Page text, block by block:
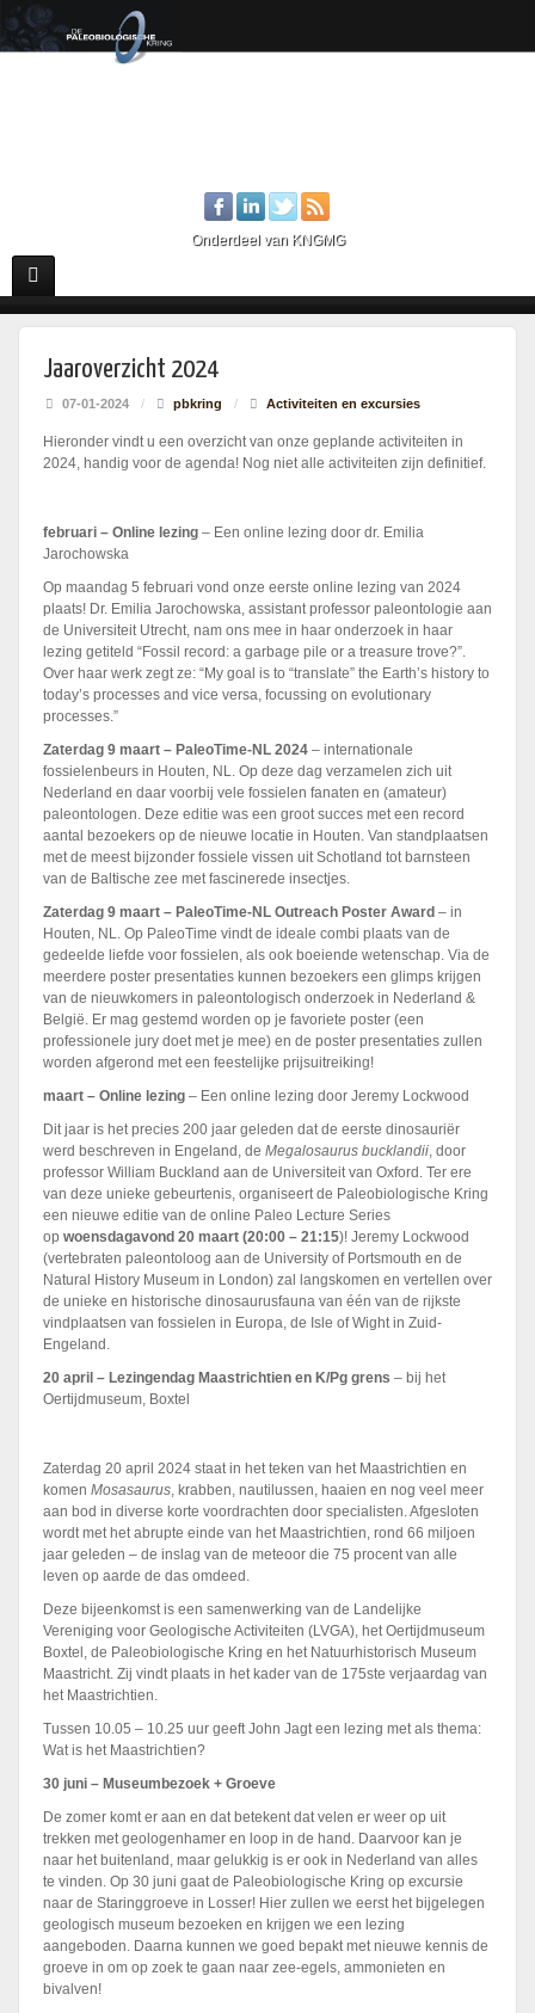
Onderdeel van KNGMG
Jaaroverzicht 2024
07-01-2024 / pbkring / Activiteiten en excursies
Hieronder vindt u een overzicht van onze geplande activiteiten in
2024, handig voor de agenda! Nog niet alle activiteiten zijn definitief.
februari – Online lezing – Een online lezing door dr. Emilia
Jarochowska
Op maandag 5 februari vond onze eerste online lezing van 2024
plaats! Dr. Emilia Jarochowska, assistant professor paleontologie aan
de Universiteit Utrecht, nam ons mee in haar onderzoek in haar
lezing getiteld “Fossil record: a garbage pile or a treasure trove?”.
Over haar werk zegt ze: “My goal is to “translate” the Earth’s history to
today’s processes and vice versa, focussing on evolutionary
processes.”
Zaterdag 9 maart – PaleoTime-NL 2024 – internationale
fossielenbeurs in Houten, NL. Op deze dag verzamelen zich uit
Nederland en daar voorbij vele fossielen fanaten en (amateur)
paleontologen. Deze editie was een groot succes met een record
aantal bezoekers op de nieuwe locatie in Houten. Van standplaatsen
met de meest bijzonder fossiele vissen uit Schotland tot barnsteen
van de Baltische zee met fascinerede insectjes.
Zaterdag 9 maart – PaleoTime-NL Outreach Poster Award – in
Houten, NL. Op PaleoTime vindt de ideale combi plaats van de
gedeelde liefde voor fossielen, als ook boeiende wetenschap. Via de
meerdere poster presentaties kunnen bezoekers een glimps krijgen
van de nieuwkomers in paleontologisch onderzoek in Nederland &
België. Er mag gestemd worden op je favoriete poster (een
professionele jury doet met je mee) en de poster presentaties zullen
worden afgerond met een feestelijke prijsuitreiking!
maart – Online lezing – Een online lezing door Jeremy Lockwood
Dit jaar is het precies 200 jaar geleden dat de eerste dinosauriër
werd beschreven in Engeland, de Megalosaurus bucklandii, door
professor William Buckland aan de Universiteit van Oxford. Ter ere
van deze unieke gebeurtenis, organiseert de Paleobiologische Kring
een nieuwe editie van de online Paleo Lecture Series
op woensdagavond 20 maart (20:00 – 21:15)! Jeremy Lockwood
(vertebraten paleontoloog aan de University of Portsmouth en de
Natural History Museum in London) zal langskomen en vertellen over
de unieke en historische dinosaurusfauna van één van de rijkste
vindplaatsen van fossielen in Europa, de Isle of Wight in Zuid-
Engeland.
20 april – Lezingendag Maastrichtien en K/Pg grens – bij het
Oertijdmuseum, Boxtel
Zaterdag 20 april 2024 staat in het teken van het Maastrichtien en
komen Mosasaurus, krabben, nautilussen, haaien en nog veel meer
aan bod in diverse korte voordrachten door specialisten. Afgesloten
wordt met het abrupte einde van het Maastrichtien, rond 66 miljoen
jaar geleden – de inslag van de meteoor die 75 procent van alle
leven op aarde de das omdeed.
Deze bijeenkomst is een samenwerking van de Landelijke
Vereniging voor Geologische Activiteiten (LVGA), het Oertijdmuseum
Boxtel, de Paleobiologische Kring en het Natuurhistorisch Museum
Maastricht. Zij vindt plaats in het kader van de 175ste verjaardag van
het Maastrichtien.
Tussen 10.05 – 10.25 uur geeft John Jagt een lezing met als thema:
Wat is het Maastrichtien?
30 juni – Museumbezoek + Groeve
De zomer komt er aan en dat betekent dat velen er weer op uit
trekken met geologenhamer en loop in de hand. Daarvoor kan je
naar het buitenland, maar gelukkig is er ook in Nederland van alles
te vinden. Op 30 juni gaat de Paleobiologische Kring op excursie
naar de Staringgroeve in Losser! Hier zullen we eerst het bijgelegen
geologisch museum bezoeken en krijgen we een lezing
aangeboden. Daarna kunnen we goed bepakt met nieuwe kennis de
groeve in om op zoek te gaan naar zee-egels, ammonieten en
bivalven!